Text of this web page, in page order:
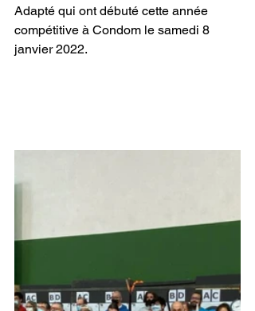
Adapté qui ont débuté cette année
compétitive à Condom le samedi 8
janvier 2022.